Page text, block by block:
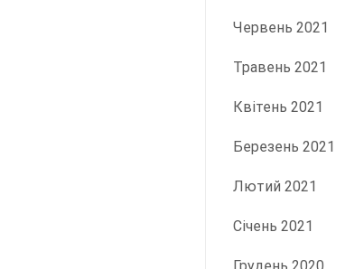
Червень 2021
Травень 2021
Квітень 2021
Березень 2021
Лютий 2021
Січень 2021